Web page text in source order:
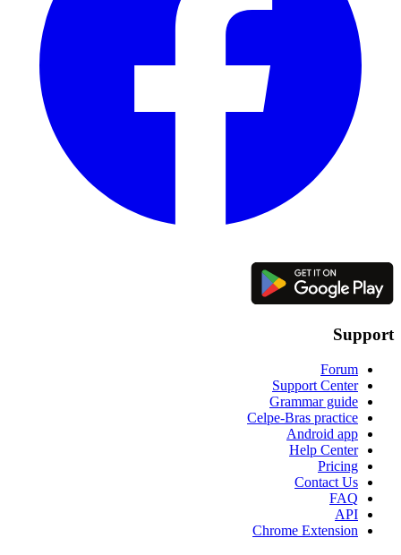
Support
Forum
Support Center
Grammar guide
Celpe-Bras practice
Android app
Help Center
Pricing
Contact Us
FAQ
API
Chrome Extension